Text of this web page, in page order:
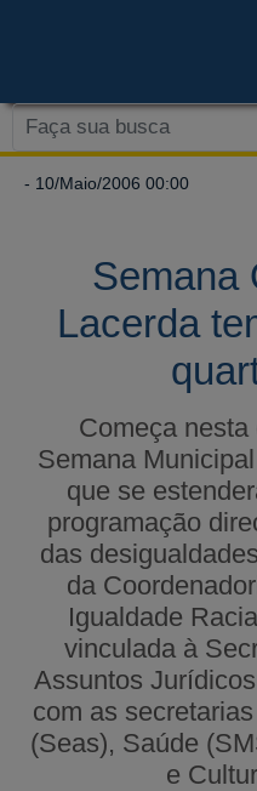
- 10/Maio/2006 00:00
Semana
Lacerda
Começa
Semana
que se
programação
das
da
Igualdade
vinculada à
Assuntos
com as
(Seas), Saúde
e